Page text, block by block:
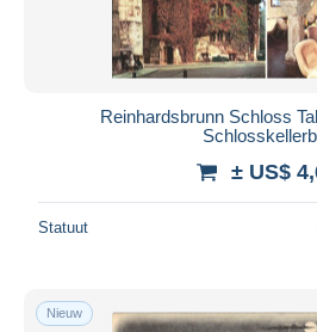
Reinhardsbrunn Schloss
± US$
Statuut
Nieuw